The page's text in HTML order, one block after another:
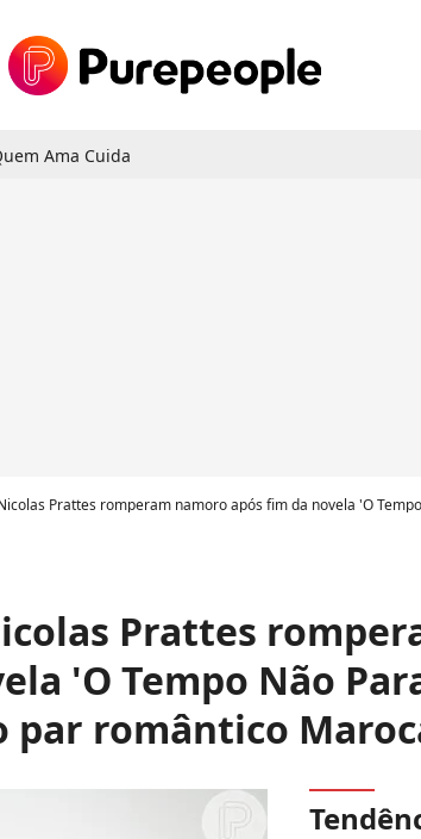
Ama Cuida
Prattes romperam namoro após fim da novela 'O Tempo Não Para', na
Prattes
'O Tempo Não
romântico